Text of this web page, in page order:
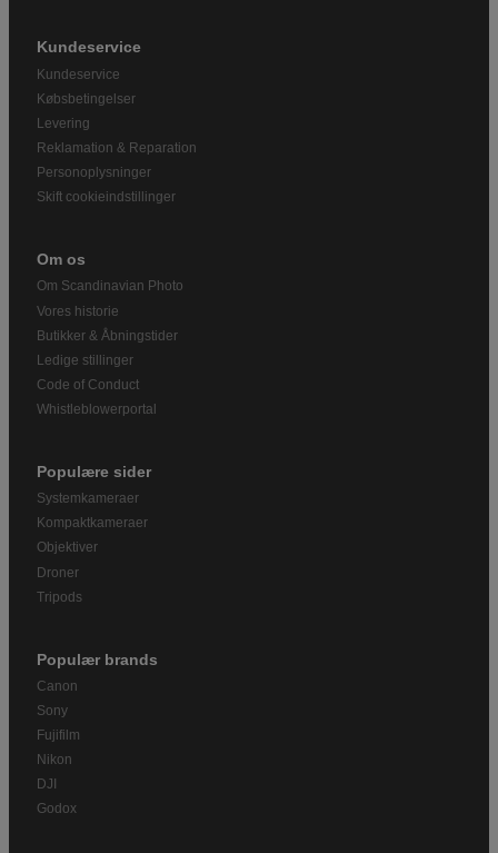
Kundeservice
Kundeservice
Købsbetingelser
Levering
Reklamation & Reparation
Personoplysninger
Skift cookieindstillinger
Om os
Om Scandinavian Photo
Vores historie
Butikker & Åbningstider
Ledige stillinger
Code of Conduct
Whistleblowerportal
Populære sider
Systemkameraer
Kompaktkameraer
Objektiver
Droner
Tripods
Populær brands
Canon
Sony
Fujifilm
Nikon
DJI
Godox